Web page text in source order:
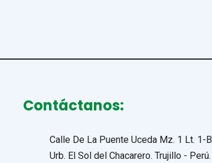
Contáctanos:
Calle De La Puente Uceda Mz. 1 Lt. 1-B
Urb. El Sol del Chacarero. Trujillo - Perú.